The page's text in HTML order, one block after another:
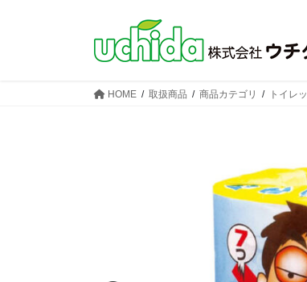
HOME 取扱商品 商品カテゴリ トイレ